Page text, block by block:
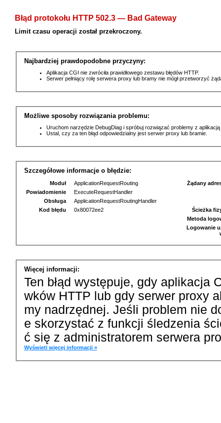
Błąd protokołu HTTP 502.3 — Bad Gateway
Limit czasu operacji został przekroczony.
Najbardziej prawdopodobne przyczyny:
Aplikacja CGI nie zwróciła prawidłowego zestawu błędów HTTP.
Serwer pełniący rolę serwera proxy lub bramy nie mógł przetworzyć
Możliwe sposoby rozwiązania problemu:
Uruchom narzędzie DebugDiag i spróbuj rozwiązać problemy z
Ustal, czy za ten błąd odpowiedzialny jest serwer proxy lub bramie.
Szczegółowe informacje o błędzie:
Moduł
ApplicationRequestRouting
Powiadomienie
ExecuteRequestHandler
Obsługa
ApplicationRequestRoutingHandler
Kod błędu
0x80072ee2
Żądany
Ścieżka
Metoda
Logowanie
Więcej informacji:
Ten błąd występuje, gdy aplikacja
wków HTTP lub gdy serwer proxy
my nadrzędnej. Jeśli problem nie
e skorzystać z funkcji śledzenia
ć się z administratorem serwera
Wyświetl więcej informacji »